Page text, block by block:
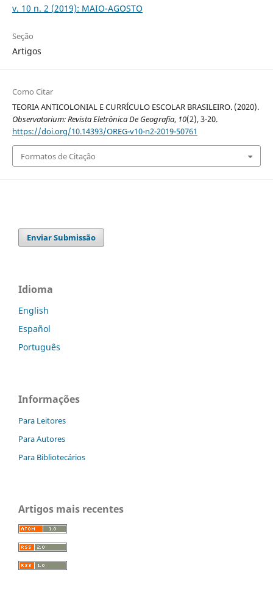
v. 10 n. 2 (2019): MAIO-AGOSTO
Seção
Artigos
Como Citar
TEORIA ANTICOLONIAL E CURRÍCULO ESCOLAR BRASILEIRO. (2020).
Observatorium: Revista Eletrônica De Geografia, 10(2), 3-20.
https://doi.org/10.14393/OREG-v10-n2-2019-50761
Formatos de Citação
Enviar Submissão
Idioma
English
Español
Português
Informações
Para Leitores
Para Autores
Para Bibliotecários
Artigos mais recentes